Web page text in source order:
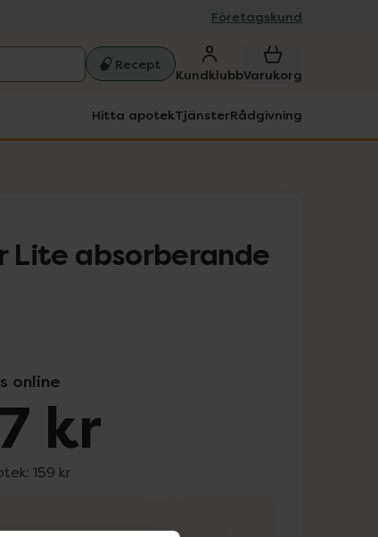
Företagskund
Recept
KundklubbVarukorg
Hitta apotekTjänsterRådgivning
Lite absorberande
online
kr
159 kr